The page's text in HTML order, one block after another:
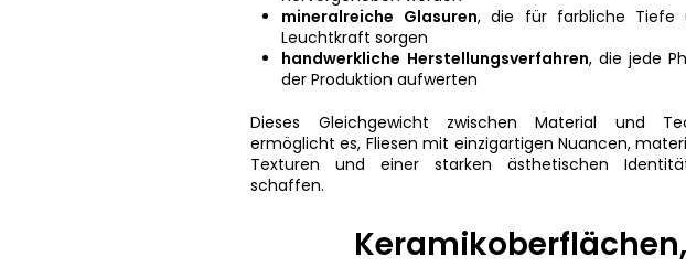
mineralreiche Glasuren, die für farbliche Tiefe
Leuchtkraft sorgen
handwerkliche Herstellungsverfahren, die jede
der Produktion aufwerten
Dieses Gleichgewicht zwischen Material und
ermöglicht es, Fliesen mit einzigartigen Nuancen,
Texturen und einer starken ästhetischen
schaffen.